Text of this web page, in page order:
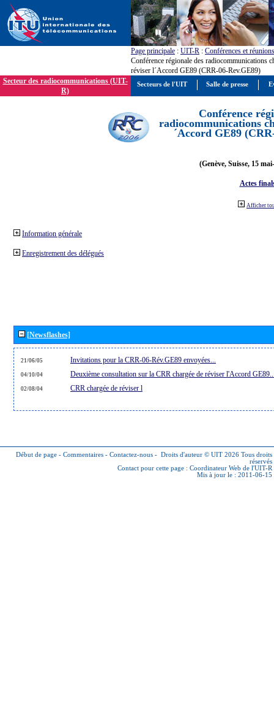
Page principale : UIT-R : Conférences et réunions
Conférence régionale des radiocommunications
réviser l´Accord GE89 (CRR-06-Rev.GE89)
Secteur des radiocommunications (UIT-
R)
Conférence
radiocommunications
´Accord GE89
(Genève, Suisse, 15
Actes
Afficher
Information générale
Enregistrement des délégués
[Newsflashes]
21/06/05 Invitations pour la CRR-06-Rév.GE89 envoyées...
04/10/04 Deuxième consultation sur la CRR chargée de réviser l'Accord
02/08/04 CRR chargée de réviser l
Début de page - Commentaires - Contactez-nous - Droits d'auteur © UIT 2026 Tous droits
réservés
Contact pour cette page : Coordinateur Web de l'UIT-R
Mis à jour le : 2011-06-15
Secteurs de l'UIT Salle de presse